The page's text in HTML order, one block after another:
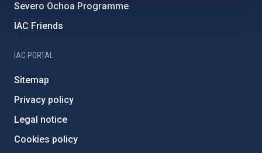
Severo Ochoa Programme
IAC Friends
IAC PORTAL
Sitemap
Privacy policy
Legal notice
Cookies policy